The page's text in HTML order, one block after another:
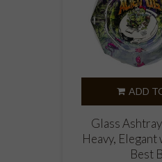
ADD
Glass
Heavy,
Best